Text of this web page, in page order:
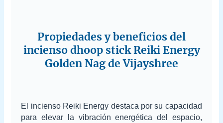
Propiedades y beneficios del
incienso dhoop stick Reiki Energy
Golden Nag de Vijayshree
El incienso Reiki Energy destaca por su capacidad
para elevar la vibración energética del espacio,